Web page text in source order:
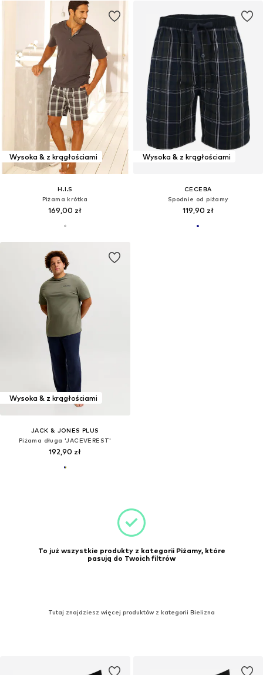
Wysoka & z krągłościami
H.I.S
Piżama krótka
169,00 zł
Wysoka & z krągłościami
CECEBA
Spodnie od piżamy
119,90 zł
Wysoka & z krągłościami
JACK & JONES PLUS
Piżama długa 'JACEVEREST'
192,90 zł
To już wszystkie produkty z kategorii Piżamy, które
pasują do Twoich filtrów
Tutaj znajdziesz więcej produktów z kategorii Bielizna